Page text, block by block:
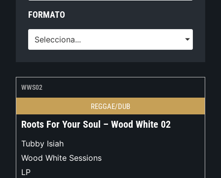
FORMATO
Selecciona...
WWS02
REGGAE/DUB
Roots For Your Soul – Wood White 02
Tubby Isiah
Wood White Sessions
LP